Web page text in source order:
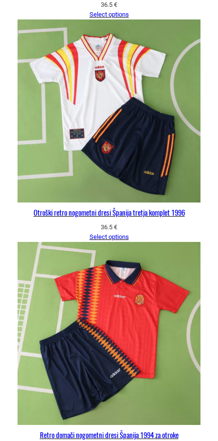
36.5 €
Select options
Otroški retro nogometni dresi Španija tretja komplet 1996
36.5 €
Select options
Retro domači nogometni dresi Španija 1994 za otroke